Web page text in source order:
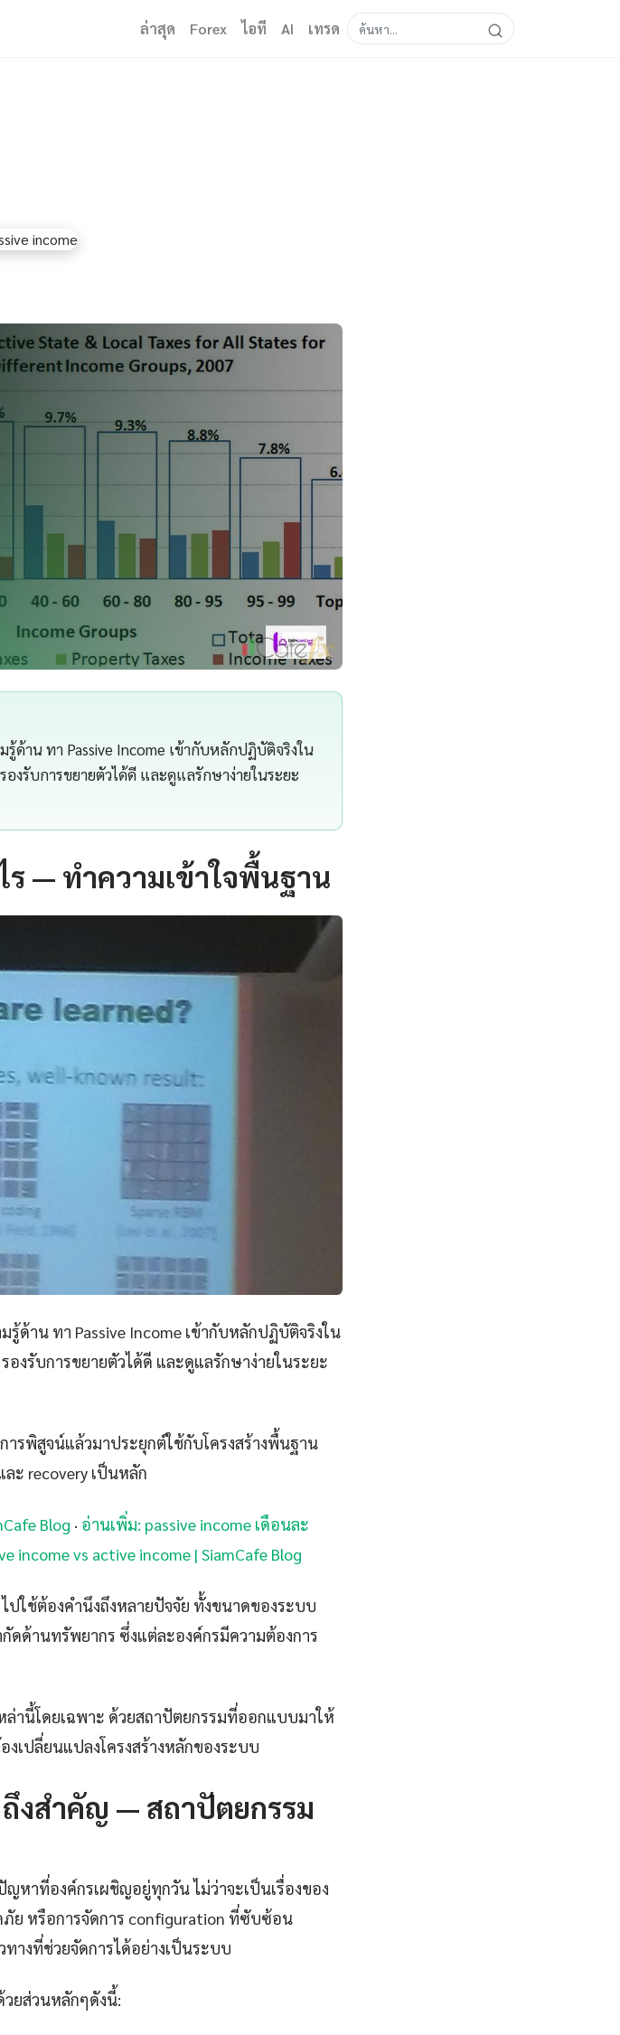
ล่าสุด Forex ไอที AI เทรด
ด้าน ทา Passive Income เข้ากับหลักปฏิบัติจริงใน
งรับการขยายตัวได้ดี และดูแลรักษาง่ายในระยะ
ร — ทำความเข้าใจพื้นฐาน
ด้าน ทา Passive Income เข้ากับหลักปฏิบัติจริงใน
งรับการขยายตัวได้ดี และดูแลรักษาง่ายในระยะ
รพิสูจน์แล้วมาประยุกต์ใช้กับโครงสร้างพื้นฐาน
ะ recovery เป็นหลัก
Blog · อ่านเพิ่ม: passive income เดือนละ
income vs active income | SiamCafe Blog
ปใช้ต้องคำนึงถึงหลายปัจจัย ทั้งขนาดของระบบ
ด้านทรัพยากร ซึ่งแต่ละองค์กรมีความต้องการ
านี้โดยเฉพาะ ด้วยสถาปัตยกรรมที่ออกแบบมาให้
เปลี่ยนแปลงโครงสร้างหลักของระบบ
งสำคัญ — สถาปัตยกรรม
หาที่องค์กรเผชิญอยู่ทุกวัน ไม่ว่าจะเป็นเรื่องของ
ภัย หรือการจัดการ configuration ที่ซับซ้อน
างที่ช่วยจัดการได้อย่างเป็นระบบ
วยส่วนหลักๆดังนี้: